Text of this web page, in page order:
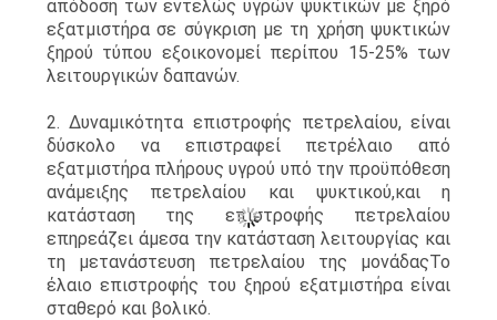
απόδοση των εντελώς υγρών ψυκτικών με ξηρό
εξατμιστήρα σε σύγκριση με τη χρήση ψυκτικών
ξηρού τύπου εξοικονομεί περίπου 15-25% των
λειτουργικών δαπανών.
2. Δυναμικότητα επιστροφής πετρελαίου, είναι
δύσκολο να επιστραφεί πετρέλαιο από
εξατμιστήρα πλήρους υγρού υπό την προϋπόθεση
ανάμειξης πετρελαίου και ψυκτικού,και η
κατάσταση της επιστροφής πετρελαίου
επηρεάζει άμεσα την κατάσταση λειτουργίας και
τη μετανάστευση πετρελαίου της μονάδαςΤο
έλαιο επιστροφής του ξηρού εξατμιστήρα είναι
σταθερό και βολικό.